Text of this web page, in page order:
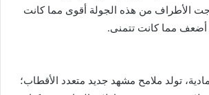
الأطراف من هذه الجولة أقوى مما كانت
أضعف مما كانت تتمنى.
تولد ملامح مشهد جديد متعدد الأقطاب؛